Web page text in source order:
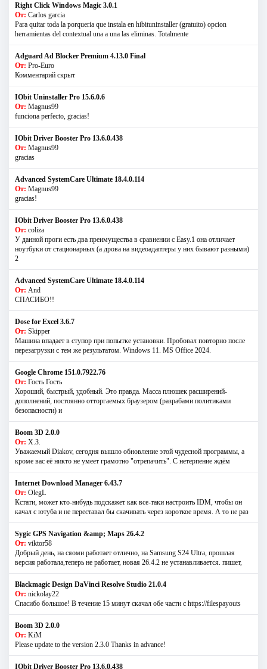
Right Click Windows Magic 3.0.1
От: Carlos garcia
Para quitar toda la porqueria que instala en hibituninstaller (gratuito) opcion
herramientas del contextual una a una las eliminas. Totalmente
Adguard Ad Blocker Premium 4.13.0 Final
От: Pro-Euro
Комментарий скрыт
IObit Uninstaller Pro 15.6.0.6
От: Magnus99
funciona perfecto, gracias!
IObit Driver Booster Pro 13.6.0.438
От: Magnus99
gracias
Advanced SystemCare Ultimate 18.4.0.114
От: Magnus99
gracias!
IObit Driver Booster Pro 13.6.0.438
От: coliza
У данной проги есть два преимущества в сравнении с Easy.1 она отличает
ноутбуки от стационарных (а дрова на видеоадаптеры у них бывают разными)
2
Advanced SystemCare Ultimate 18.4.0.114
От: And
СПАСИБО!!
Dose for Excel 3.6.7
От: Skipper
Машина впадает в ступор при попытке установки. Пробовал повторно после
перезагрузки с тем же результатом. Windows 11. MS Offiсe 2024.
Google Chrome 151.0.7922.76
От: Гость Гость
Хороший, быстрый, удобный. Это правда. Масса плюшек расширений-
дополнений, постоянно отторгаемых браузером (разрабами политиками
безопасности) и
Boom 3D 2.0.0
От: Х.З.
Уважаемый Diakov, сегодня вышло обновление этой чудесной программы, а
кроме вас её никто не умеет грамотно "отрепачить". С нетерпение ждём
Internet Download Manager 6.43.7
От: OlegL
Кстати, может кто-нибудь подскажет как все-таки настроить IDM, чтобы он
качал с ютуба и не переставал бы скачивать через короткое время. А то не раз
Sygic GPS Navigation &amp; Maps 26.4.2
От: viktor58
Добрый день, на сяоми работает отлично, на Samsung S24 Ultra, прошлая
версия работала,теперь не работает, новая 26.4.2 не устанавливается. пишет,
Blackmagic Design DaVinci Resolve Studio 21.0.4
От: nickolay22
Спасибо большое! В течение 15 минут скачал обе части с https://filespayouts
Boom 3D 2.0.0
От: KiM
Please update to the version 2.3.0 Thanks in advance!
IObit Driver Booster Pro 13.6.0.438